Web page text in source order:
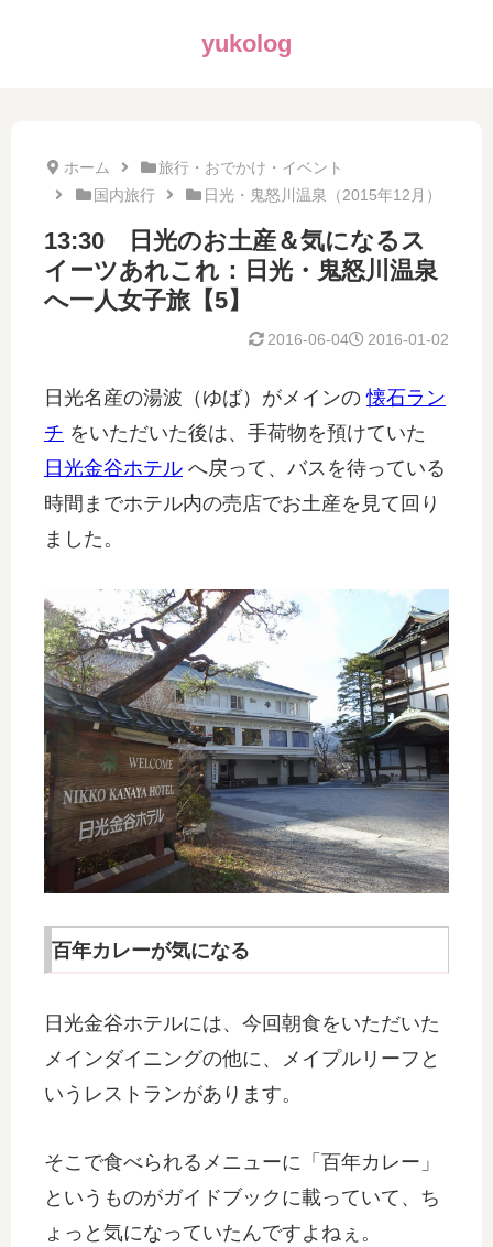
yukolog
ホーム
旅行・おでかけ・イベント
国内旅行
日光・鬼怒川温泉（2015年12月）
13:30 日光のお土産＆気になるス
イーツあれこれ：日光・鬼怒川温泉
へ一人女子旅【5】
2016-01-02
2016-06-04
日光名産の湯波（ゆば）がメインの懐石ラン
チ をいただいた後は、手荷物を預けていた
日光金谷ホテル へ戻って、バスを待っている
時間までホテル内の売店でお土産を見て回り
ました。
百年カレーが気になる
日光金谷ホテルには、今回朝食をいただいた
メインダイニングの他に、メイプルリーフと
いうレストランがあります。
そこで食べられるメニューに 「百年カレー」
というものがガイドブックに載っていて、ち
ょっと気になっていたんですよねぇ。